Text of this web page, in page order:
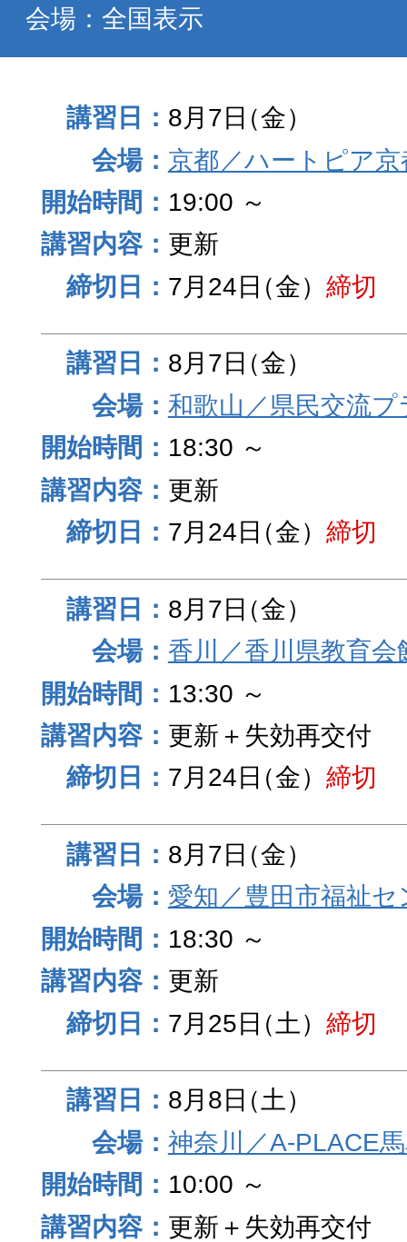
会場：全国表示
8月7日（金）
京都／ハートピア京
19:00 ～
更新
7月24日（金） 締切
8月7日（金）
和歌山／県民交流
18:30 ～
更新
7月24日（金） 締切
8月7日（金）
香川／香川県教育
13:30 ～
更新＋失効再交付
7月24日（金） 締切
8月7日（金）
愛知／豊田市福祉セ
18:30 ～
更新
7月25日（土） 締切
8月8日（土）
神奈川／A-PLACE
10:00 ～
更新＋失効再交付